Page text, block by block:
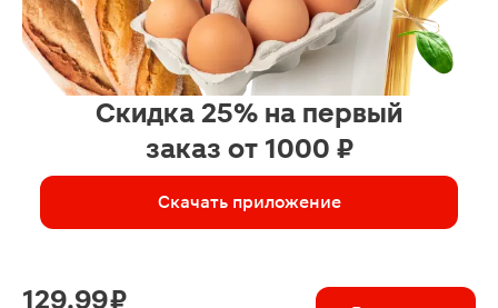
Скидка 25% на первый
заказ от 1000 ₽
Скачать приложение
129.99 ₽